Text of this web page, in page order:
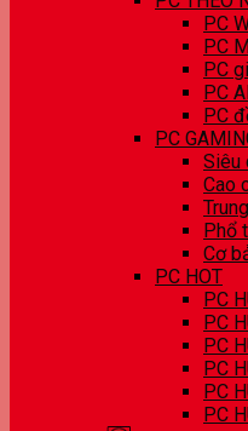
PC
PC
PC
PC
PC
PC
Siêu
Cao
Phổ
Cơ
PC HOT
PC
PC
PC
PC
PC
PC